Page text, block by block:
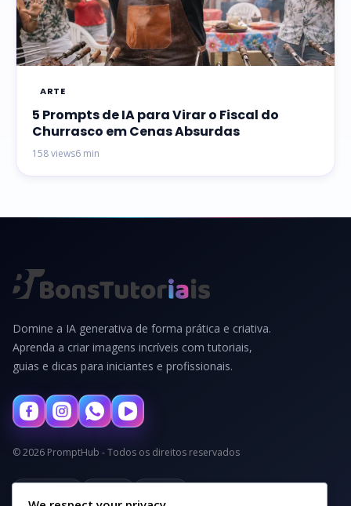
ARTE
5 Prompts de IA para Virar o Fiscal do
Churrasco em Cenas Absurdas
158 views6 min
Domine a IA generativa de forma prática e criativa.
Aprenda a criar imagens incríveis com tutoriais,
guias e dicas para iniciantes e profissionais.
© 2026 PromptHub - Todos os direitos reservados